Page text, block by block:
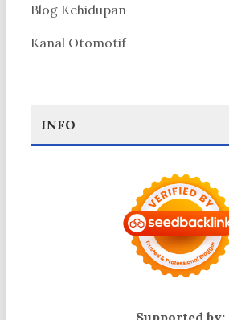
Blog Kehidupan
Kanal Otomotif
INFO
Supported by: